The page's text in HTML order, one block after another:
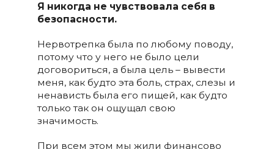
Я никогда не чувствовала себя в
безопасности.
Нервотрепка была по любому поводу,
потому что у него не было цели
договориться, а была цель – вывести
меня, как будто эта боль, страх, слезы и
ненависть была его пищей, как будто
только так он ощущал свою
значимость.
При всем этом мы жили финансово